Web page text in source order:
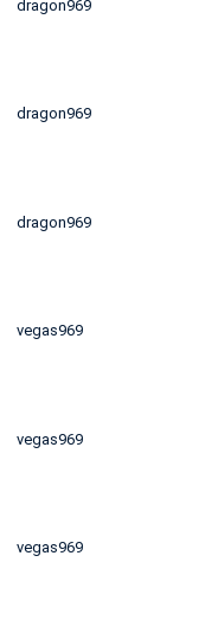
dragon969
dragon969
dragon969
vegas969
vegas969
vegas969